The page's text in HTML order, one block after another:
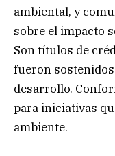
ambiental, y
sobre el impacto
Son títulos de
fueron
desarrollo.
para iniciativas
ambiente.